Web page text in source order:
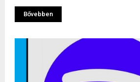
Bővebben